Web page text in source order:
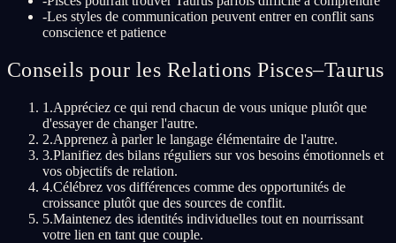
-Les styles de communication peuvent entrer en conflit sans
conscience et patience
Conseils pour les Relations Pisces–Taurus
1 .Appréciez ce qui rend chacun de vous unique plutôt que
d'essayer de changer l'autre.
2.Apprenez à parler le langage élémentaire de l'autre.
3.Planifiez des bilans réguliers sur vos besoins émotionnels et
vos objectifs de relation.
4.Célébrez vos différences comme des opportunités de
croissance plutôt que des sources de conflit.
5.Maintenez des identités individuelles tout en nourrissant
votre lien en tant que couple.